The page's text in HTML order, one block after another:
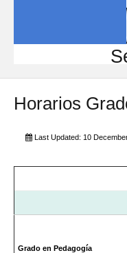
INVESTIGACIÓN
INTERNACIONAL
Directorio FCCE
Horarios
Last Updated: 10
Grado en Pedagogía